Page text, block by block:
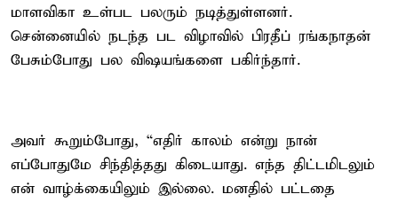
மாளவிகா உள்பட பலரும் நடித்துள்ளனர்.
சென்னையில் நடந்த பட விழாவில் பிரதீப் ரங்கநாதன்
பேசும்போது பல விஷயங்களை பகிர்ந்தார்.
அவர் கூறும்போது, “எதிர் காலம் என்று நான்
எப்போதுமே சிந்தித்தது கிடையாது. எந்த திட்டமிடலும்
என் வாழ்க்கையிலும் இல்லை. மனதில் பட்டதை